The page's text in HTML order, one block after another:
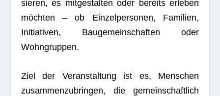
sie­ren, es mit­ge­stal­ten oder bereits erle­ben
möch­ten – ob Ein­zel­per­so­nen, Fami­lien,
Initia­ti­ven, Bau­ge­mein­schaf­ten oder
Wohngruppen.
Ziel der Ver­an­stal­tung ist es, Men­schen
zusam­men­zu­brin­gen, die gemein­schaft­lich